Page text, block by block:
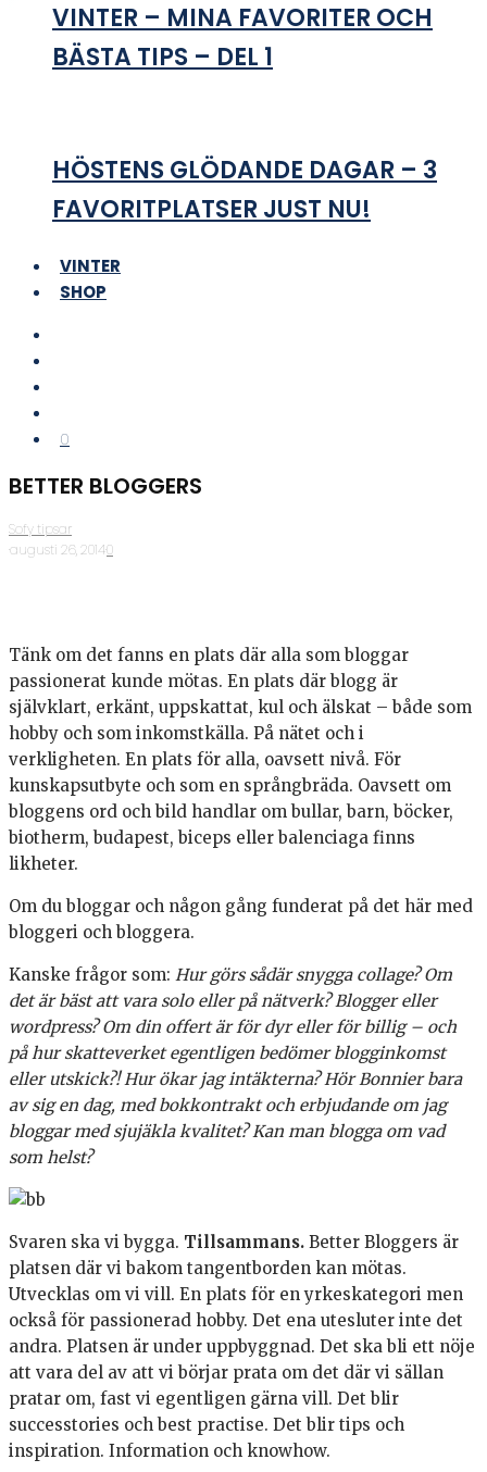
VINTER – MINA FAVORITER OCH
BÄSTA TIPS – DEL 1
HÖSTENS GLÖDANDE DAGAR – 3
FAVORITPLATSER JUST NU!
VINTER
SHOP
0
BETTER BLOGGERS
Sofy tipsar
·augusti 26, 2014·0
Tänk om det fanns en plats där alla som bloggar
passionerat kunde mötas. En plats där blogg är
självklart, erkänt, uppskattat, kul och älskat – både som
hobby och som inkomstkälla. På nätet och i
verkligheten. En plats för alla, oavsett nivå. För
kunskapsutbyte och som en språngbräda. Oavsett om
bloggens ord och bild handlar om bullar, barn, böcker,
biotherm, budapest, biceps eller balenciaga finns
likheter.
Om du bloggar och någon gång funderat på det här med
bloggeri och bloggera.
Kanske frågor som: Hur görs sådär snygga collage? Om
det är bäst att vara solo eller på nätverk? Blogger eller
wordpress? Om din offert är för dyr eller för billig – och
på hur skatteverket egentligen bedömer blogginkomst
eller utskick?! Hur ökar jag intäkterna? Hör Bonnier bara
av sig en dag, med bokkontrakt och erbjudande om jag
bloggar med sjujäkla kvalitet? Kan man blogga om vad
som helst?
Svaren ska vi bygga. Tillsammans. Better Bloggers är
platsen där vi bakom tangentborden kan mötas.
Utvecklas om vi vill. En plats för en yrkeskategori men
också för passionerad hobby. Det ena utesluter inte det
andra. Platsen är under uppbyggnad. Det ska bli ett nöje
att vara del av att vi börjar prata om det där vi sällan
pratar om, fast vi egentligen gärna vill. Det blir
successtories och best practise. Det blir tips och
inspiration. Information och knowhow.